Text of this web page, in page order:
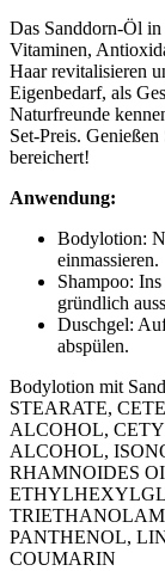
Das Sanddorn-Öl
Vitaminen,
Haar revitalisieren
Eigenbedarf, als
Naturfreunde
Set-Preis.
bereichert!
Anwendung:
Bodylotion:
einmassieren.
Shampoo:
gründlich
Duschgel:
abspülen.
Bodylotion mit
STEARATE,
ALCOHOL,
ALCOHOL,
RHAMNOIDES
PANTHENOL,
COUMARIN